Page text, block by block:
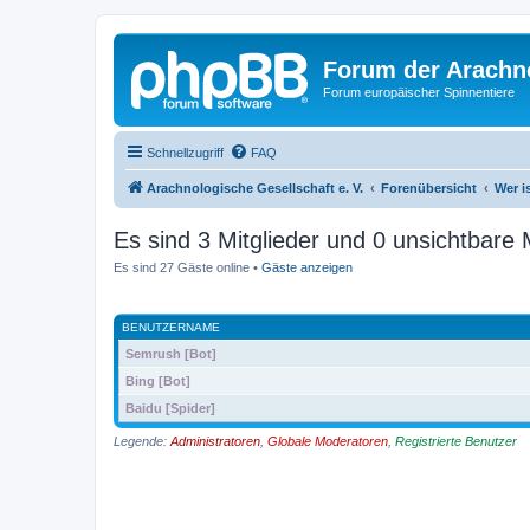
Forum der
Forum europäischer Spinnentiere
Schnellzugriff FAQ
Arachnologische Gesellschaft e. V. Forenübersicht Wer
Es sind 3 Mitglieder und 0 unsichtbare
Es sind 27 Gäste online • Gäste anzeigen
BENUTZERNAME
Semrush [Bot]
Bing [Bot]
Baidu [Spider]
Legende: Administratoren Globale Moderatoren Registrierte Benutzer